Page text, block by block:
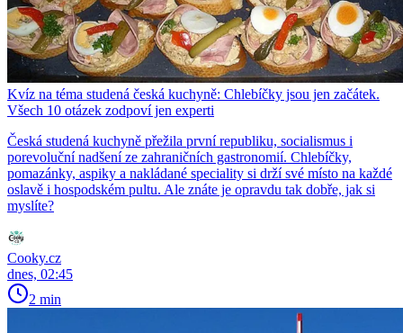
Kvíz na téma studená česká kuchyně: Chlebíčky jsou jen začátek.
Všech 10 otázek zodpoví jen experti
Česká studená kuchyně přežila první republiku, socialismus i
porevoluční nadšení ze zahraničních gastronomií. Chlebíčky,
pomazánky, aspiky a nakládané speciality si drží své místo na každé
oslavě i hospodském pultu. Ale znáte je opravdu tak dobře, jak si
myslíte?
Cooky.cz
dnes, 02:45
2 min